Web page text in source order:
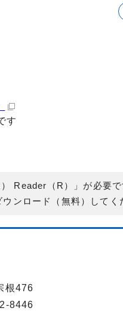
す
Reader（R）」が必要
ウンロード（無料）してく
根476
8446